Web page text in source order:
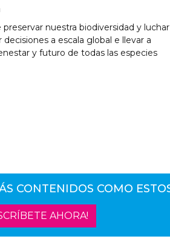
nuestra biodiversidad y luchar
a escala global e llevar a
y futuro de todas las especies
CONTENIDOS COMO
AHORA!